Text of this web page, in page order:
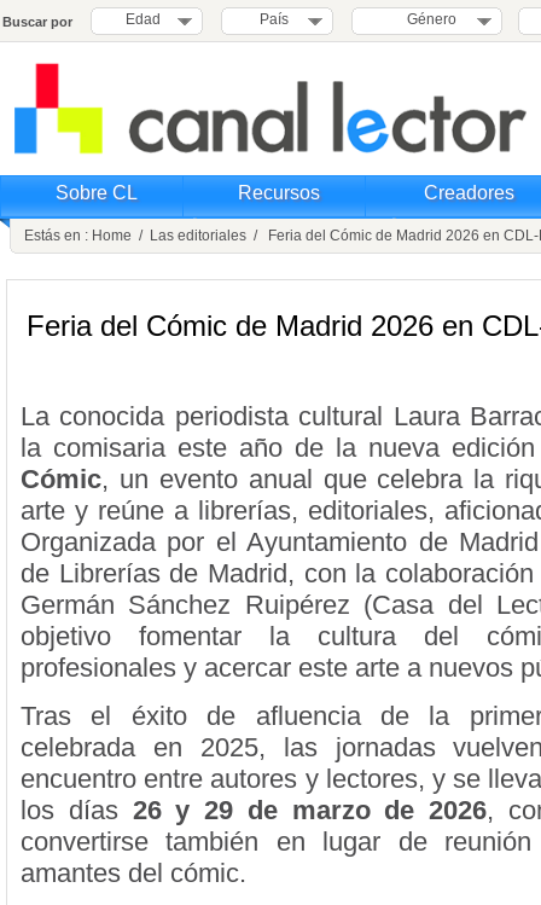
Buscar por Edad País Género
Sobre CL Recursos Creadores
Estás en : Home / Las editoriales / Feria del Cómic de Madrid 2026 en CDL-
Feria del Cómic de Madrid 2026 en
La conocida periodista cultural Laura
la comisaria este año de la nueva
Cómic, un evento anual que celebra la
arte y reúne a librerías, editoriales,
Organizada por el Ayuntamiento de
de Librerías de Madrid, con la
Germán Sánchez Ruipérez (Casa del
objetivo fomentar la cultura del
profesionales y acercar este arte a nuevos
Tras el éxito de afluencia de la
celebrada en 2025, las jornadas
encuentro entre autores y lectores, y se
los días 26 y 29 de marzo de 2026,
convertirse también en lugar de
amantes del cómic.